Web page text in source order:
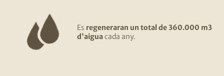
Es regeneraran un total de 360.000 m3
d'aiguacada any.